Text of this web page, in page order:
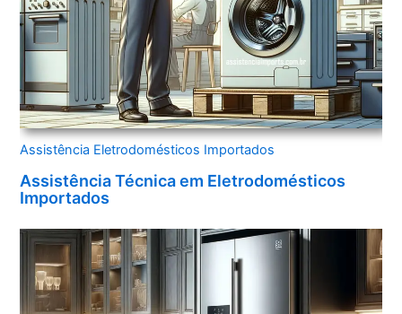
Assistência Eletrodomésticos Importados
Assistência Técnica em Eletrodomésticos
Importados